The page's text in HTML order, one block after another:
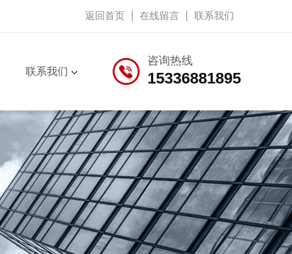
返回首页 在线留言 联系我们
咨询热线
15336881895
联系我们